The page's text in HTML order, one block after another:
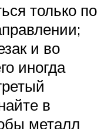
только по
и во
иногда
в
металл